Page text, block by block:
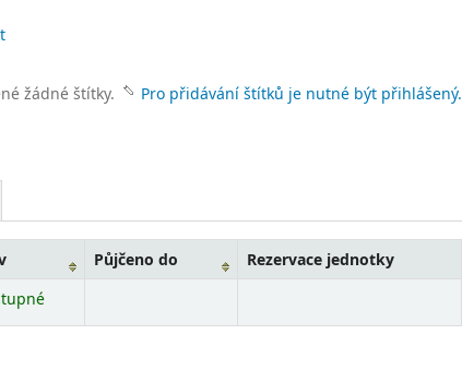
žádné štítky.
Pro přidávání štítků je nutné být přihlášený.
Půjčeno do
Rezervace jednotky